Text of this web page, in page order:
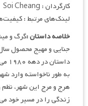
کارگردان : Soi Cheang
لینک‌های مرتبط :
خلاصه داستان :گرگ و
به طور ناخواسته وارد
هرج و مرج این شهر،
زندگی را در مسیر خود